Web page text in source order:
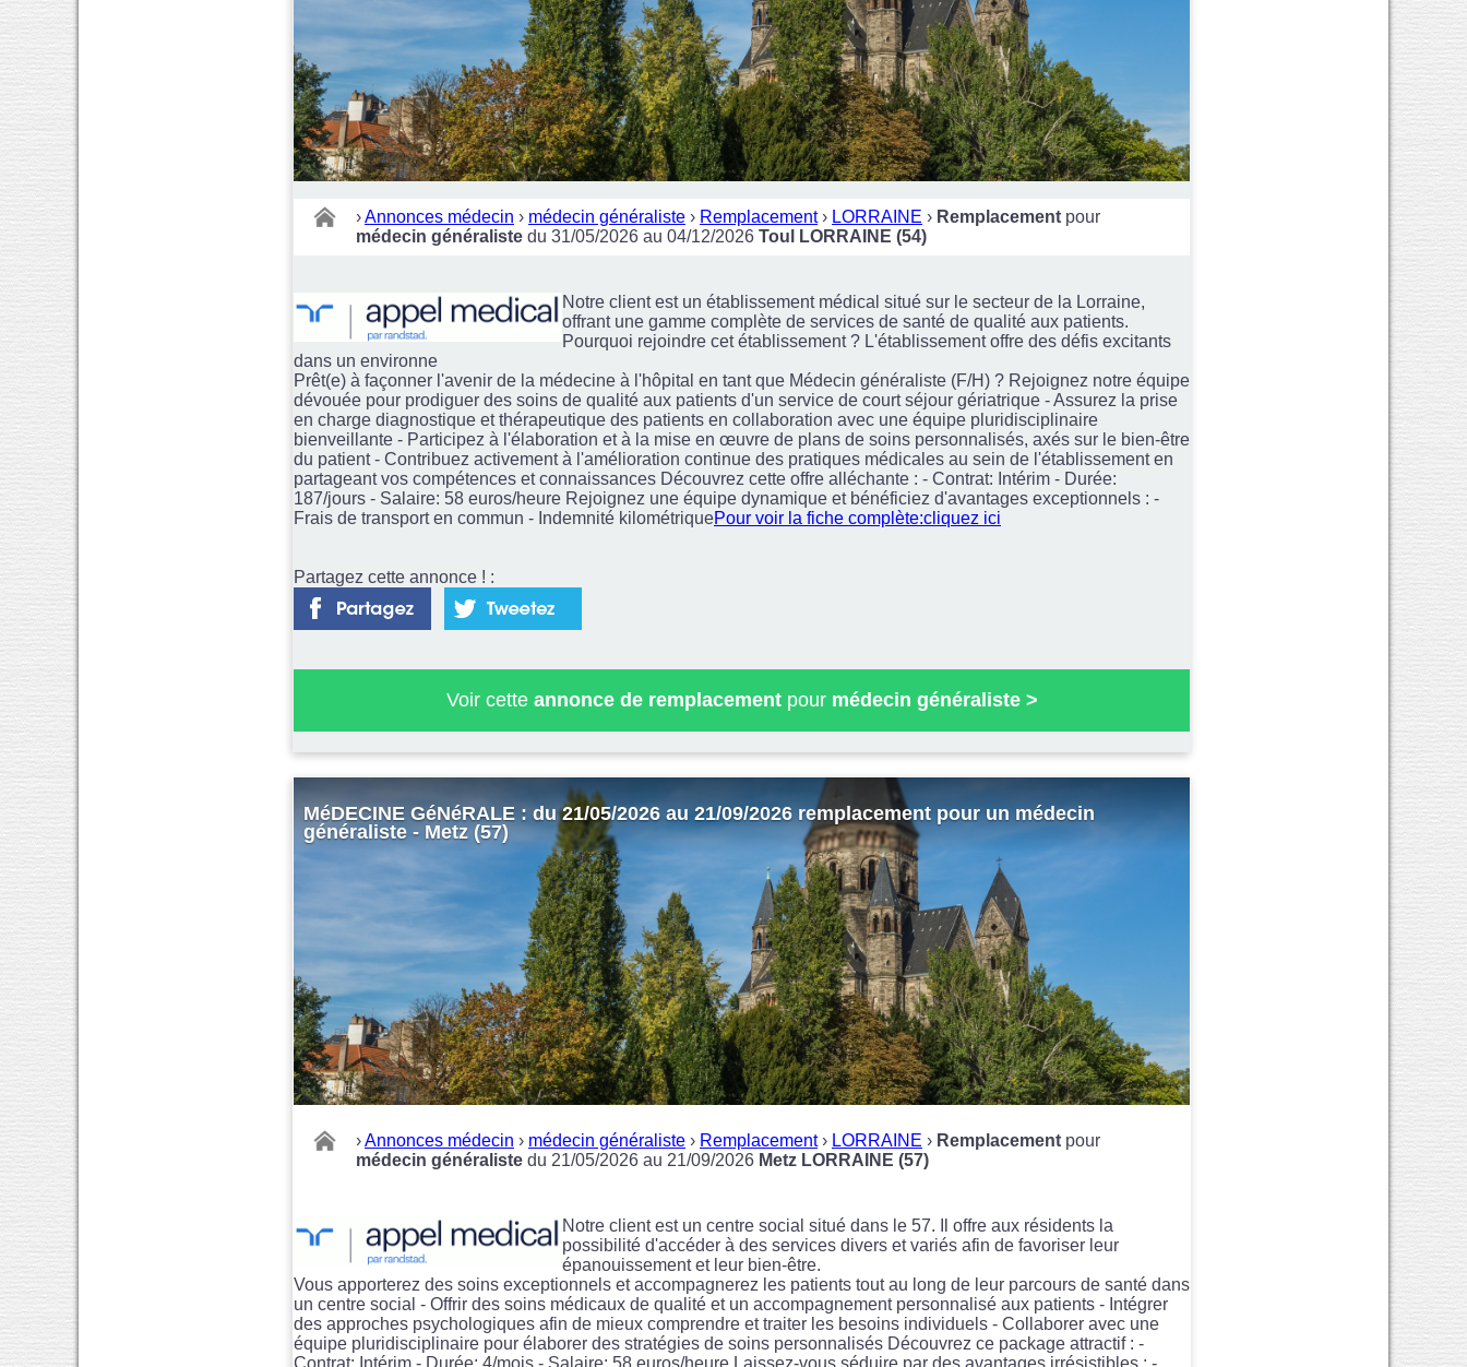
›Annonces médecin › médecin généraliste › Remplacement › LORRAINE › Remplacement pour
médecin généraliste du 31/05/2026 au 04/12/2026 Toul LORRAINE (54)
Notre client est un établissement médical situé sur le secteur de la Lorraine,
offrant une gamme complète de services de santé de qualité aux patients.
Pourquoi rejoindre cet établissement ? L'établissement offre des défis excitants
dans un environne
Prêt(e) à façonner l'avenir de la médecine à l'hôpital en tant que Médecin généraliste (F/H) ? Rejoignez notre équipe
dévouée pour prodiguer des soins de qualité aux patients d'un service de court séjour gériatrique - Assurez la prise
en charge diagnostique et thérapeutique des patients en collaboration avec une équipe pluridisciplinaire
bienveillante - Participez à l'élaboration et à la mise en œuvre de plans de soins personnalisés, axés sur le bien-être
du patient - Contribuez activement à l'amélioration continue des pratiques médicales au sein de l'établissement en
partageant vos compétences et connaissances Découvrez cette offre alléchante : - Contrat: Intérim - Durée:
187/jours - Salaire: 58 euros/heure Rejoignez une équipe dynamique et bénéficiez d'avantages exceptionnels : -
Frais de transport en commun - Indemnité kilométriquePour voir la fiche complète:cliquez ici
Partagez cette annonce ! :
Voir cette annonce de remplacementpour médecin généraliste>
MéDECINE GéNéRALE : du 21/05/2026 au 21/09/2026 remplacement pour un médecin
généraliste - Metz (57)
›Annonces médecin › médecin généraliste › Remplacement › LORRAINE › Remplacement pour
médecin généraliste du 21/05/2026 au 21/09/2026 Metz LORRAINE (57)
Notre client est un centre social situé dans le 57. Il offre aux résidents la
possibilité d'accéder à des services divers et variés afin de favoriser leur
épanouissement et leur bien-être.
Vous apporterez des soins exceptionnels et accompagnerez les patients tout au long de leur parcours de santé dans
un centre social - Offrir des soins médicaux de qualité et un accompagnement personnalisé aux patients - Intégrer
des approches psychologiques afin de mieux comprendre et traiter les besoins individuels - Collaborer avec une
équipe pluridisciplinaire pour élaborer des stratégies de soins personnalisés Découvrez ce package attractif : -
Contrat: Intérim - Durée: 4/mois - Salaire: 58 euros/heure Laissez-vous séduire par des avantages irrésistibles : -